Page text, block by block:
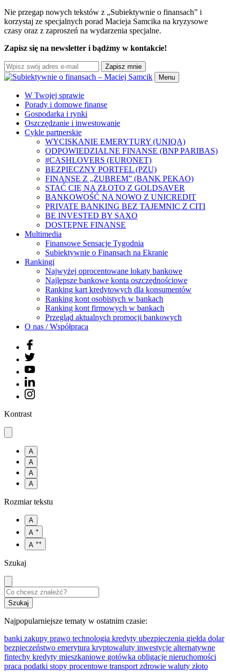
Nie przegap nowych tekstów z „Subiektywnie o finansach” i
korzystaj ze specjalnych porad Macieja Samcika na kryzysowe
czasy oraz z zaproszeń na wydarzenia specjalne.
Zapisz się na newsletter i bądźmy w kontakcie!
Zapisz mnie
Menu
W Twojej sprawie
Porady i domowe finanse
Gospodarka i rynki
Oszczędzanie i inwestowanie
Cykle partnerskie
WYCISKANIE EMERYTURY (UNIQA)
ODPOWIEDZIALNE FINANSE (BNP PARIBAS)
#CASHLOVERS (EURONET)
BEZPIECZNY PORTFEL (PZU)
FINANSE Z „ŻUBREM” (BANK PEKAO)
STAĆ CIĘ NA ZŁOTO Z GOLDSAVER
BANKOWOŚĆ NA NOWO Z UNICREDIT
PRIVATE BANKING BEZ TAJEMNIC Z CITI
BE INVESTED BY SAXO
DOSTĘPNE FINANSE
Multimedia
Finansowe Sensacje Tygodnia
Subiektywnie o Finansach na Ekranie
Rankingi
Najwyżej oprocentowane lokaty bankowe
Najlepsze bankowe konta oszczędnościowe
Ranking kart kredytowych dla konsumentów
Ranking kont osobistych w bankach
Ranking kont firmowych w bankach
Przegląd aktualnych promocji bankowych
O nas / Współpraca
Kontrast
A
A
A
A
Rozmiar tekstu
A
A +
A ++
Szukaj
Najpopularniejsze tematy w ostatnim czasie:
banki zakupy prawo technologia kredyty ubezpieczenia giełda dolar
bezpieczeństwo emerytura kryptowaluty inwestycje alternatywne
fintechy kredyty mieszkaniowe gotówka obligacje nieruchomości
praca podatki stopy procentowe transport zdrowie waluty złoto